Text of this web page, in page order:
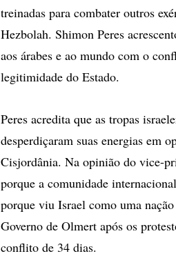
treinadas para combater outros
Hezbolah. Shimon Peres
aos árabes e ao mundo com o
legitimidade do Estado.
Peres acredita que as tropas
desperdiçaram suas energias em
Cisjordânia. Na opinião do vice-
porque a comunidade
porque viu Israel como uma
Governo de Olmert após os
conflito de 34 dias.